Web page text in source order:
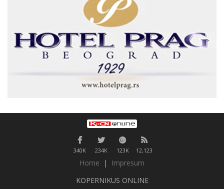
340K 234K 123K 12,123
Home |
Impresum
KOPERNIKUS ONLINE